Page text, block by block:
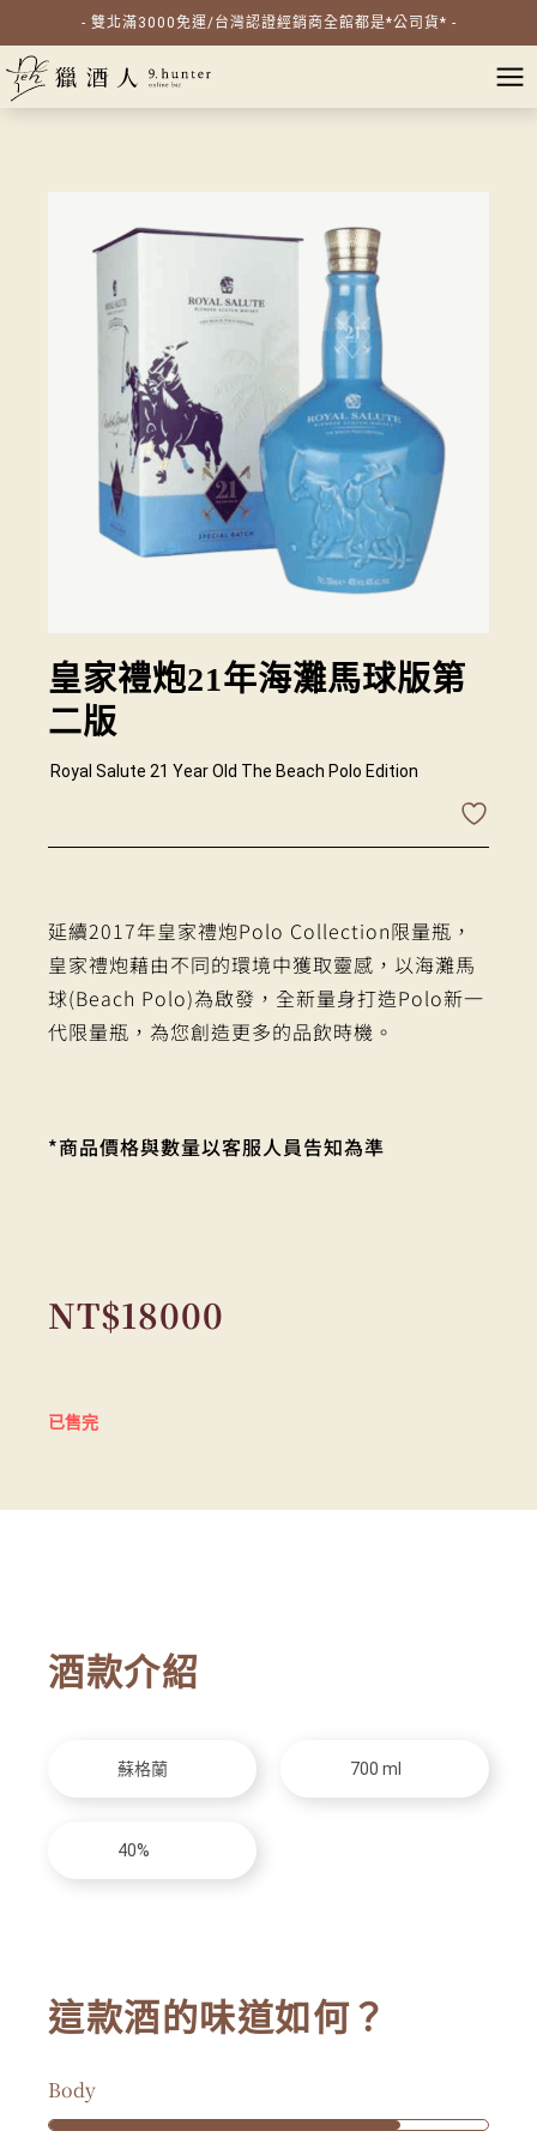
- 雙北滿3000免運/台灣認證經銷商全館都是*公司貨* -
皇家禮炮21年海灘馬球版第
二版
Royal Salute 21 Year Old The Beach Polo Edition
延續2017年皇家禮炮Polo Collection限量瓶，
皇家禮炮藉由不同的環境中獲取靈感，以海灘馬
球(Beach Polo)為啟發，全新量身打造Polo新一
代限量瓶，為您創造更多的品飲時機。
*商品價格與數量以客服人員告知為準
NT$18000
已售完
酒款介紹
蘇格蘭 700 ml
40%
這款酒的味道如何？
Body